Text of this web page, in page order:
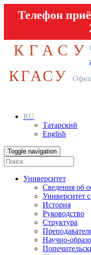
Телефон
КГАСУ
КГАСУ
RU
Татарский
English
Toggle navigation
Университет
Сведения об
Университет
История
Руководство
Структура
Научно-